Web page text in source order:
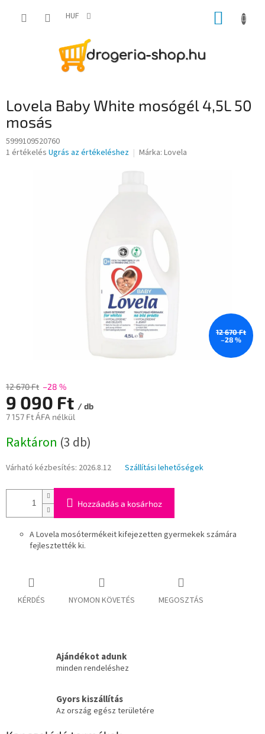
HUF KOSÁR
Lovela Baby White mosógél 4,5L 50
mosás
5999109520760
A
1 értékelés Ugrás az értékeléshez Márka: Lovela
12 670 Ft
–28 %
12 670 Ft –28 %
9 090 Ft / db
7 157 Ft ÁFA nélkül
Raktáron (3 db)
Várható kézbesítés: 2026.8.12 Szállítási lehetőségek
Hozzáadás a kosárhoz
A Lovela mosótermékeit kifejezetten gyermekek számára
fejlesztették ki.
KÉRDÉS NYOMON KÖVETÉS MEGOSZTÁS
Ajándékot adunk
minden rendeléshez
Gyors kiszállítás
Az ország egész területére